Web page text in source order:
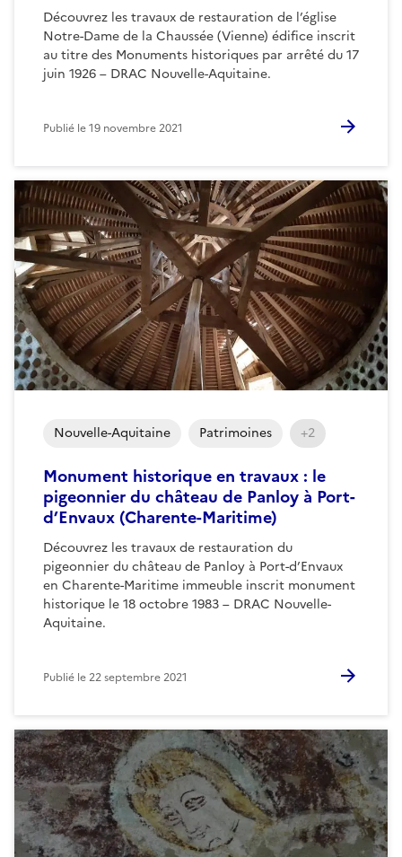
Découvrez les travaux de restauration de l’église
Notre-Dame de la Chaussée (Vienne) édifice inscrit
au titre des Monuments historiques par arrêté du 17
juin 1926 – DRAC Nouvelle-Aquitaine.
Publié le19 novembre 2021
Monument historique en travaux : le
pigeonnier du château de Panloy à Port-
d’Envaux (Charente-Maritime)
Découvrez les travaux de restauration du
pigeonnier du château de Panloy à Port-d’Envaux
en Charente-Maritime immeuble inscrit monument
historique le 18 octobre 1983 – DRAC Nouvelle-
Aquitaine.
Nouvelle-Aquitaine Patrimoines +2
Publié le22 septembre 2021